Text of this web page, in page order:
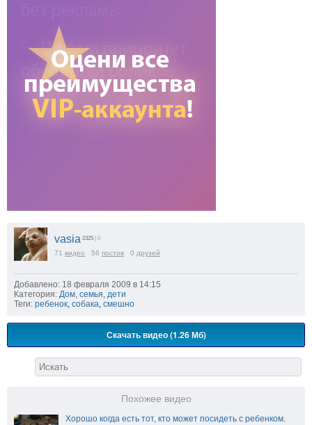
vasia 2325 | 0
71 видео 56 постов 0 друзей
Добавлено: 18 февраля 2009 в 14:15
Категория: Дом, семья, дети
Теги: ребенок, собака, смешно
Скачать видео (1.26 Мб)
Похожее видео
Хорошо когда есть тот, кто может посидеть с ребенком.